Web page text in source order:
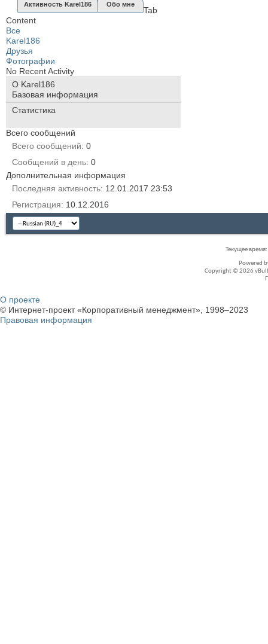
Активность Karel186 Обо мне
Tab
Content
Все
Karel186
Друзья
Фотографии
No Recent Activity
О Karel186
Базовая информация
Статистика
Всего сообщений
Всего сообщений 0
Сообщений в день 0
Дополнительная информация
Последняя активность 12.01.2017 23:53
Регистрация
10.12.2016
Текущее время:
Powered
Copyright © 2026
О проекте
© Интернет-проект «Корпоративный менеджмент», 1998–2023
Правовая информация